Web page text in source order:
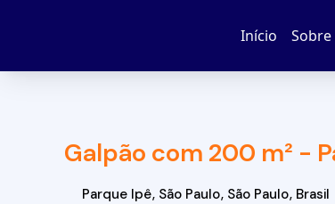
Sobre
Início
Galpão com 200 m² -
Parque Ipê, São Paulo, São Paulo, Brasil